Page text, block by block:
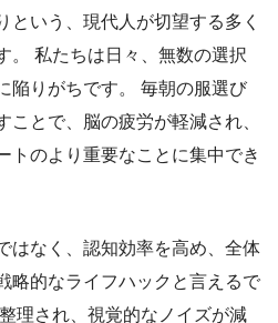
という、現代人が切望する多く
。 私たちは日々、無数の選択
陥りがちです。 毎朝の服選び
ことで、脳の疲労が軽減され、
トのより重要なことに集中でき
はなく、認知効率を高め、全体
略的なライフハックと言えるで
理され、視覚的なノイズが減